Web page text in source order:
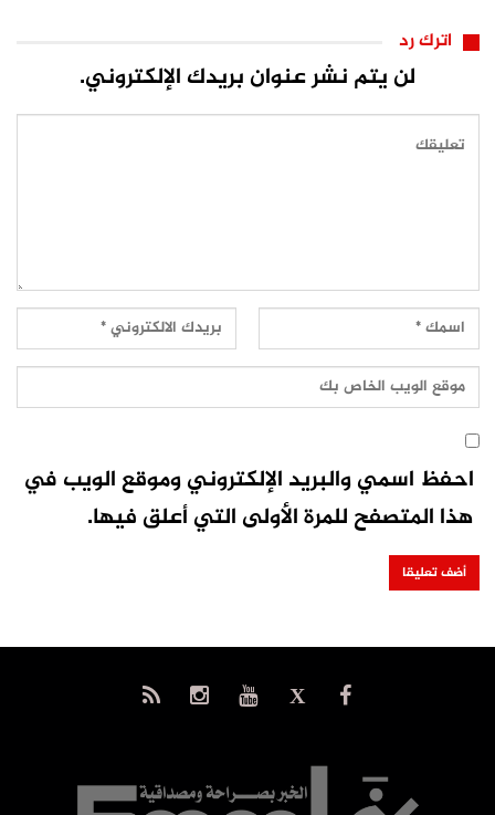
اترك رد
لن يتم نشر عنوان بريدك الإلكتروني.
احفظ اسمي والبريد الإلكتروني وموقع الويب في
هذا المتصفح للمرة الأولى التي أعلق فيها.